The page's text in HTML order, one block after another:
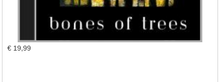
€ 19,99